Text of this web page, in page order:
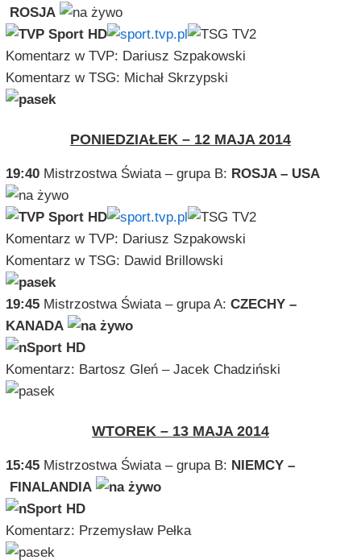
ROSJA
Komentarz w TVP: Dariusz Szpakowski
Komentarz w TSG: Michał Skrzypski
PONIEDZIAŁEK – 12 MAJA 2014
19:40Mistrzostwa Świata – grupa B: ROSJA – USA
Komentarz w TVP: Dariusz Szpakowski
Komentarz w TSG: Dawid Brillowski
19:45 Mistrzostwa Świata – grupa A: CZECHY –
KANADA
Komentarz: Bartosz Gleń – Jacek Chadziński
WTOREK – 13 MAJA 2014
15:45 Mistrzostwa Świata – grupa B: NIEMCY –
FINALANDIA
Komentarz: Przemysław Pełka